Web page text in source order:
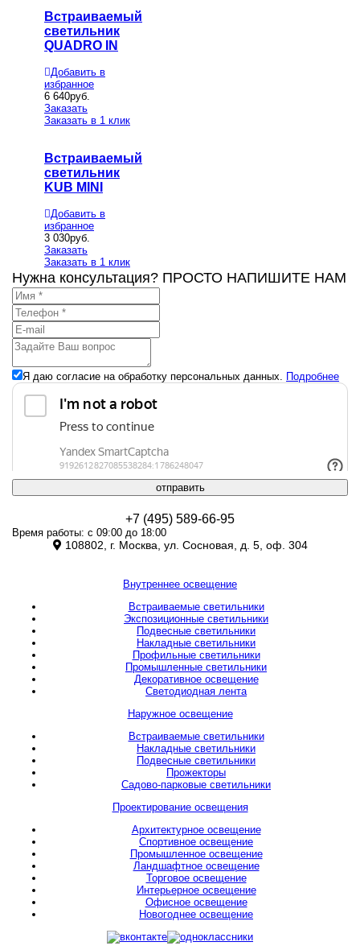
Встраиваемый
светильник
QUADRO IN
Добавить в
избранное
6 640руб.
Заказать
Заказать в 1 клик
Встраиваемый
светильник
KUB MINI
Добавить в
избранное
3 030руб.
Заказать
Заказать в 1 клик
Нужна консультация? ПРОСТО НАПИШИТЕ НАМ
Я даю согласие на обработку персональных данных. Подробнее
отправить
+7 (495) 589-66-95
Время работы: с 09:00 до 18:00
108802, г. Москва, ул. Сосновая, д. 5, оф. 304
Внутреннее освещение
Встраиваемые светильники
Экспозиционные светильники
Подвесные светильники
Накладные светильники
Профильные светильники
Промышленные светильники
Декоративное освещение
Светодиодная лента
Наружное освещение
Встраиваемые светильники
Накладные светильники
Подвесные светильники
Прожекторы
Садово-парковые светильники
Проектирование освещения
Архитектурное освещение
Спортивное освещение
Промышленное освещение
Ландшафтное освещение
Торговое освещение
Интерьерное освещение
Офисное освещение
Новогоднее освещение